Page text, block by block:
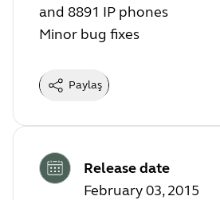
and 8891 IP phones
Minor bug fixes
Paylaş
Release date
February 03, 2015